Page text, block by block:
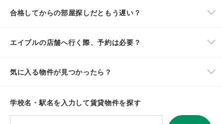
合格してからの部屋探しだともう遅い？
エイブルの店舗へ行く際、予約は必要？
気に入る物件が見つかったら？
学校名・駅名を入力して賃貸物件を探す